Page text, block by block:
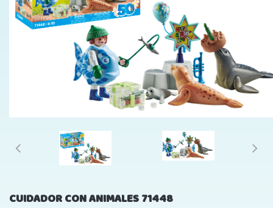
CUIDADOR CON ANIMALES 71448